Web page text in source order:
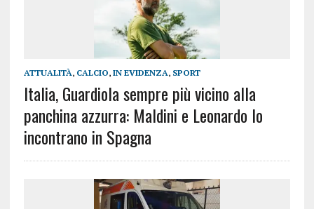
ATTUALITÀ, CALCIO, IN EVIDENZA, SPORT
Italia, Guardiola sempre più vicino alla
panchina azzurra: Maldini e Leonardo lo
incontrano in Spagna